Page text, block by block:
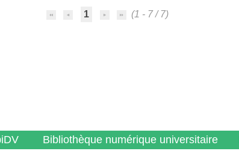
1 (1 - 7 / 7)
Bibliothèque numérique universitaire